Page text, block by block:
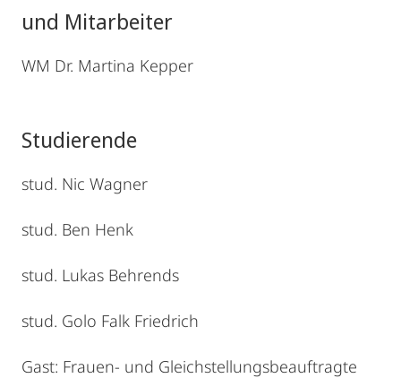
und Mitarbeiter
WM Dr. Martina Kepper
Studierende
stud. Nic Wagner
stud. Ben Henk
stud. Lukas Behrends
stud. Golo Falk Friedrich
Gast: Frauen- und Gleichstellungsbeauftragte